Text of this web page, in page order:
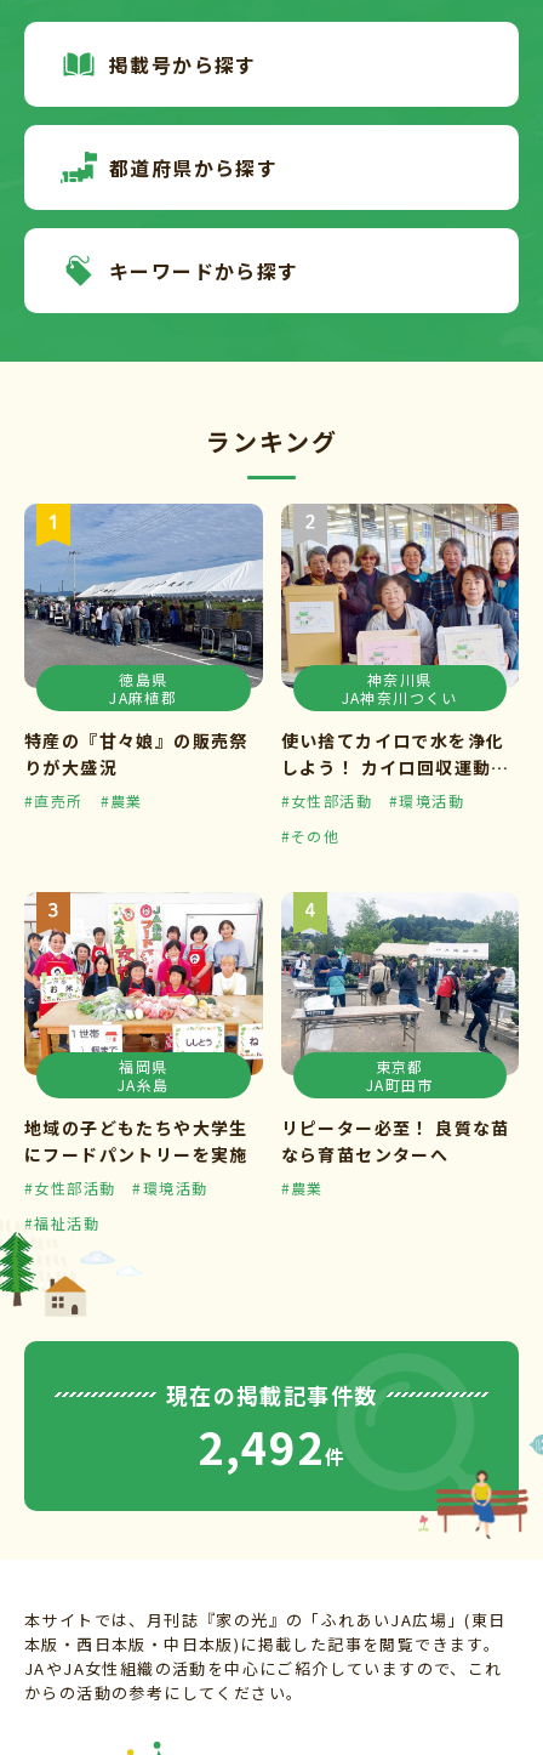
掲載号から探す
都道府県から探す
キーワードから探す
ランキング
徳島県
JA麻植郡
特産の『甘々娘』の販売祭
りが大盛況
#直売所 #農業
神奈川県
JA神奈川つくい
使い捨てカイロで水を浄化
しよう！ カイロ回収運動ス
タート
#女性部活動
#環境活動
#その他
福岡県
JA糸島
地域の子どもたちや大学生
にフードパントリーを実施
#女性部活動
#環境活動
#福祉活動
東京都
JA町田市
リピーター必至！ 良質な苗
なら育苗センターへ
#農業
現在の掲載記事件数
2,492件
本サイトでは、月刊誌『家の光』の「ふれあいJA広場」(東日
本版・西日本版・中日本版)に掲載した記事を閲覧できます。
JAやJA女性組織の活動を中心にご紹介していますので、これ
からの活動の参考にしてください。